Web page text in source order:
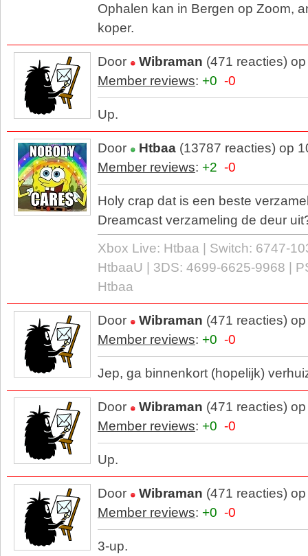
Ophalen kan in Bergen op Zoom,
koper.
Door Wibraman (471 reacties)
Member reviews: +0 -0
Up.
Door Htbaa (13787 reacties) op
Member reviews: +2 -0
Holy crap dat is een beste
Dreamcast verzameling de deur
Xbox Live: Htbaa | Switch: 6747-
HtbaaU | 3DS: 4699-6625-9968 |
Htbaa
Door Wibraman (471 reacties)
Member reviews: +0 -0
Jep, ga binnenkort (hopelijk)
Door Wibraman (471 reacties)
Member reviews: +0 -0
Up.
Door Wibraman (471 reacties)
Member reviews: +0 -0
3-up.